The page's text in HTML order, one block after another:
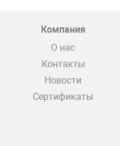
Компания
О нас
Контакты
Новости
Сертификаты